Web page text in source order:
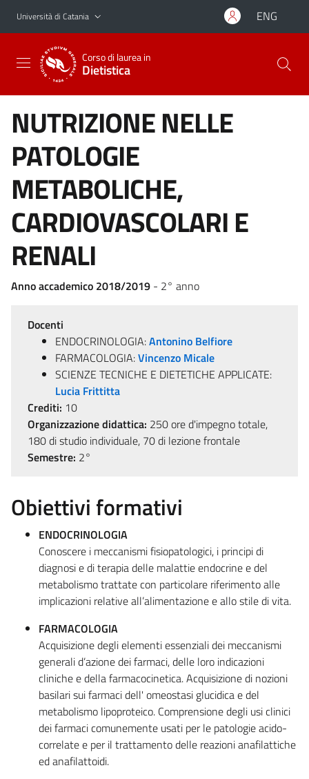
Vai al contenuto principale
Vai al menu di navigazione
Università di Catania ENG
Corso di laurea in
Dietistica
NUTRIZIONE NELLE
PATOLOGIE
METABOLICHE,
CARDIOVASCOLARI E
RENALI
Anno accademico 2018/2019 - 2° anno
Docenti
ENDOCRINOLOGIA:Antonino Belfiore
FARMACOLOGIA:Vincenzo Micale
SCIENZE TECNICHE E DIETETICHE APPLICATE:
Lucia Frittitta
Crediti: 10
Organizzazione didattica: 250 ore d'impegno totale,
180 di studio individuale, 70 di lezione frontale
Semestre: 2°
Obiettivi formativi
ENDOCRINOLOGIA
Conoscere i meccanismi fisiopatologici, i principi di
diagnosi e di terapia delle malattie endocrine e del
metabolismo trattate con particolare riferimento alle
implicazioni relative all’alimentazione e allo stile di vita.
FARMACOLOGIA
Acquisizione degli elementi essenziali dei meccanismi
generali d’azione dei farmaci, delle loro indicazioni
cliniche e della farmacocinetica. Acquisizione di nozioni
basilari sui farmaci dell' omeostasi glucidica e del
metabolismo lipoproteico. Comprensione degli usi clinici
dei farmaci comunemente usati per le patologie acido-
correlate e per il trattamento delle reazioni anafilattiche
ed anafilattoidi.